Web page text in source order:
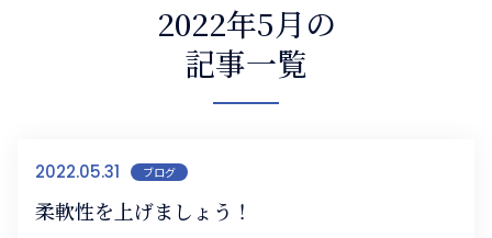
2022年5月の
記事一覧
2022.05.31 ブログ
柔軟性を上げましょう！